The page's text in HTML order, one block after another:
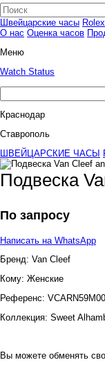
Швейцарские часы
О нас Оценка часов
Меню
Watch Status
Краснодар
Ставрополь
ШВЕЙЦАРСКИЕ ЧАСЫ
Подвеска
По запросу
Написать на WhatsApp
Бренд: Van Cleef
Кому: Женские
Референс: VCARN59M00
Коллекция: Sweet
Вы можете обменять